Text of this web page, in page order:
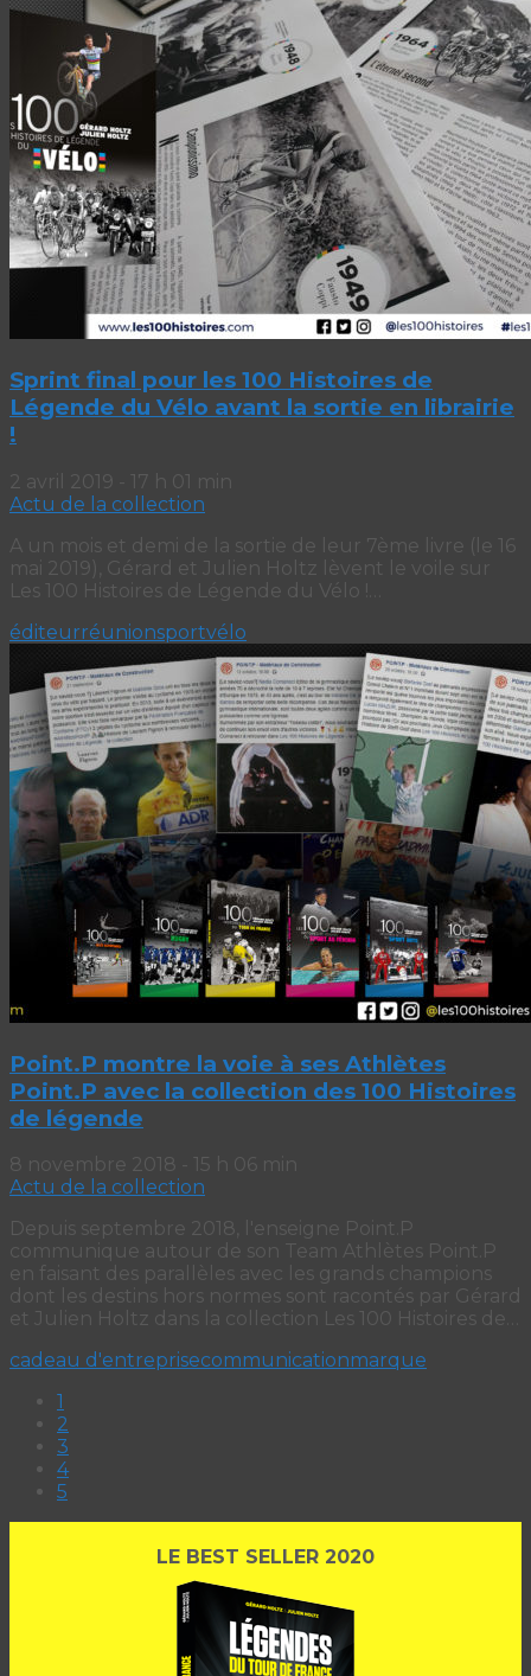
Sprint final pour les 100 Histoires de
Légende du Vélo avant la sortie en librairie
!
2 avril 2019 - 17 h 01 min
Actu de la collection
A un mois et demi de la sortie de leur 7ème livre (le 16
mai 2019), Gérard et Julien Holtz lèvent le voile sur
Les 100 Histoires de Légende du Vélo !…
éditeurréunionsportvélo
Point.P montre la voie à ses Athlètes
Point.P avec la collection des 100 Histoires
de légende
8 novembre 2018 - 15 h 06 min
Actu de la collection
Depuis septembre 2018, l'enseigne Point.P
communique autour de son Team Athlètes Point.P
en faisant des parallèles avec les grands champions
dont les destins hors normes sont racontés par Gérard
et Julien Holtz dans la collection Les 100 Histoires de…
cadeau d'entreprisecommunicationmarque
1
2
3
4
5
LE BEST SELLER 2020